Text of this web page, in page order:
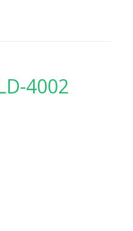
4002